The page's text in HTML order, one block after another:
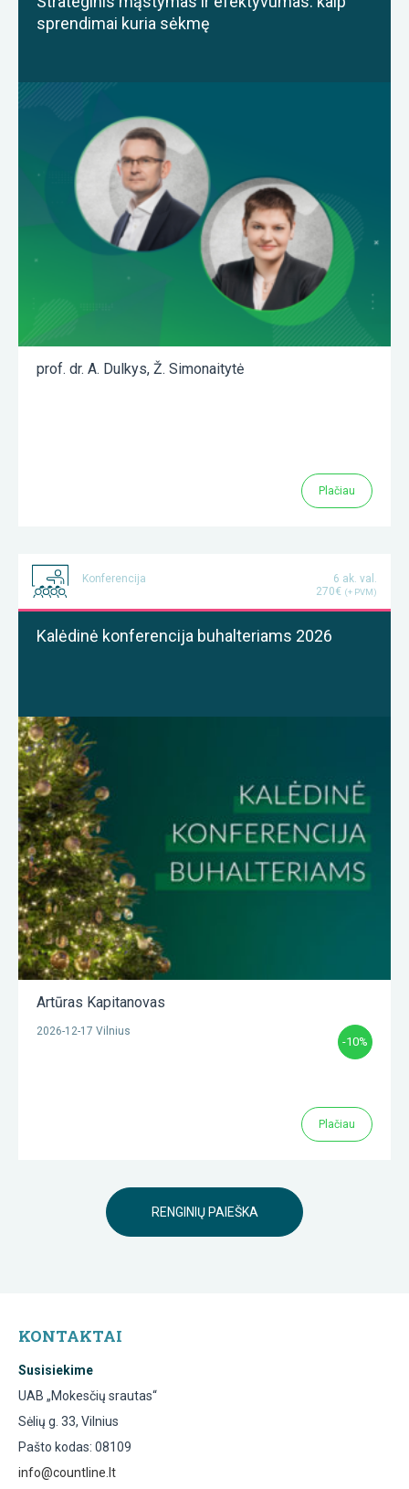
sprendimai kuria sėkmę
prof. dr. A. Dulkys, Ž. Simonaitytė
Plačiau
Konferencija
6 ak. val.
270€ (+ PVM)
Kalėdinė konferencija buhalteriams 2026
Artūras Kapitanovas
2026-12-17 Vilnius
-10%
Plačiau
RENGINIŲ PAIEŠKA
KONTAKTAI
Susisiekime
UAB „Mokesčių srautas“
Sėlių g. 33, Vilnius
Pašto kodas: 08109
info@countline.lt